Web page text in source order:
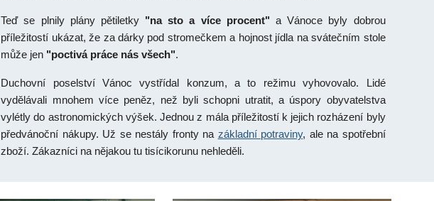
Teď se plnily plány pětiletky "na sto a více procent" a Vánoce byly dobrou
příležitostí ukázat, že za dárky pod stromečkem a hojnost jídla na svátečním stole
může jen "poctivá práce nás všech".
Duchovní poselství Vánoc vystřídal konzum, a to režimu vyhovovalo. Lidé
vydělávali mnohem více peněz, než byli schopni utratit, a úspory obyvatelstva
vylétly do astronomických výšek. Jednou z mála příležitostí k jejich rozházení byly
předvánoční nákupy. Už se nestály fronty na základní potraviny, ale na spotřební
zboží. Zákazníci na nějakou tu tisícikorunu nehleděli.